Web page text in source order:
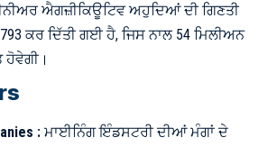
ਐਗਜ਼ੀਕਿਊਟਿਵ ਅਹੁਦਿਆਂ ਦੀ ਗਿਣਤੀ
ਕਰ ਦਿੱਤੀ ਗਈ ਹੈ, ਜਿਸ ਨਾਲ 54 ਮਿਲੀਅਨ
ਹੋਵੇਗੀ।
:ਮਾਈਨਿੰਗ ਇੰਡਸਟਰੀ ਦੀਆਂ ਮੰਗਾਂ ਦੇ